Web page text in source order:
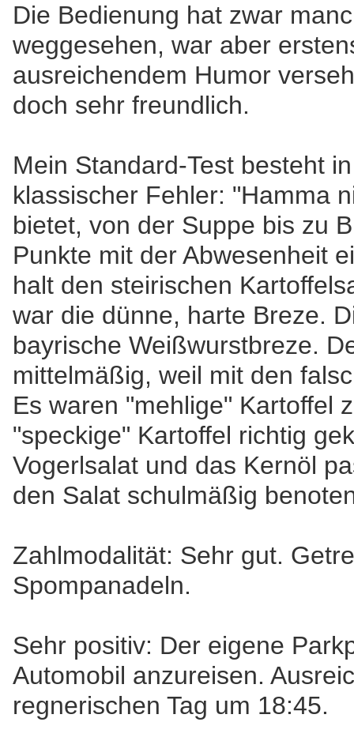
Die Bedienung hat zwar
weggesehen, war aber
ausreichendem Humor
doch sehr freundlich.
Mein Standard-Test besteht
klassischer Fehler: "Hamma
bietet, von der Suppe bis zu
Punkte mit der Abwesenheit
halt den steirischen
war die dünne, harte Breze.
bayrische Weißwurstbreze.
mittelmäßig, weil mit den
Es waren "mehlige" Kartoffel
"speckige" Kartoffel richtig
Vogerlsalat und das Kernöl
den Salat schulmäßig
Zahlmodalität: Sehr gut.
Spompanadeln.
Sehr positiv: Der eigene
Automobil anzureisen.
regnerischen Tag um 18:45.